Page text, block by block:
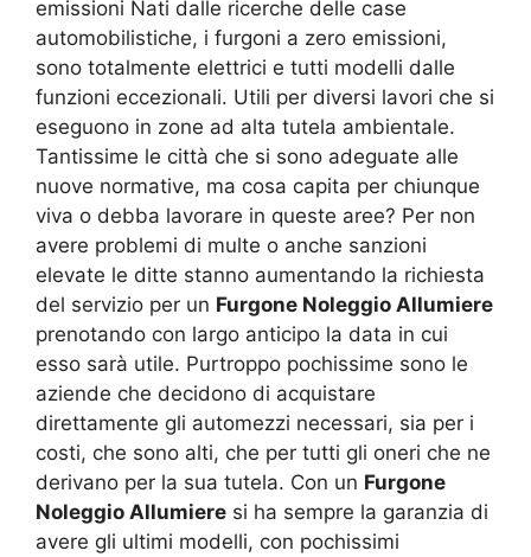
emissioni Nati dalle ricerche delle case
automobilistiche, i furgoni a zero emissioni,
sono totalmente elettrici e tutti modelli dalle
funzioni eccezionali. Utili per diversi lavori che si
eseguono in zone ad alta tutela ambientale.
Tantissime le città che si sono adeguate alle
nuove normative, ma cosa capita per chiunque
viva o debba lavorare in queste aree? Per non
avere problemi di multe o anche sanzioni
elevate le ditte stanno aumentando la richiesta
del servizio per un Furgone Noleggio Allumiere
prenotando con largo anticipo la data in cui
esso sarà utile. Purtroppo pochissime sono le
aziende che decidono di acquistare
direttamente gli automezzi necessari, sia per i
costi, che sono alti, che per tutti gli oneri che ne
derivano per la sua tutela. Con un Furgone
Noleggio Allumiere si ha sempre la garanzia di
avere gli ultimi modelli, con pochissimi